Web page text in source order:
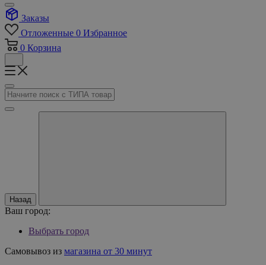
Заказы
Отложенные 0 Избранное
0 Корзина
Назад
Ваш город:
Выбрать город
Самовывоз из магазина от 30 минут